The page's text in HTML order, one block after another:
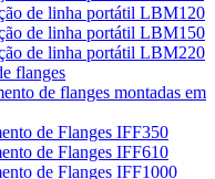
de linha portátil LBM120
de linha portátil LBM150
de linha portátil LBM220
flanges
de flanges montadas em
de Flanges IFF350
de Flanges IFF610
de Flanges IFF1000